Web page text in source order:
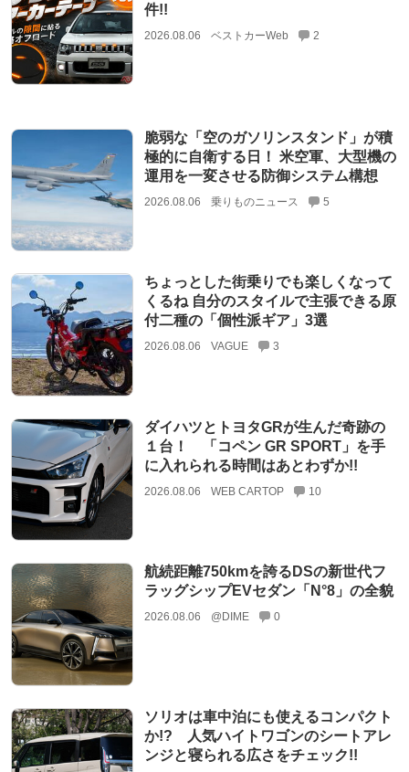
件!!
2026.08.06 ベストカーWeb 2
脆弱な「空のガソリンスタンド」が積
極的に自衛する日！ 米空軍、大型機の
運用を一変させる防御システム構想
2026.08.06 乗りものニュース 5
ちょっとした街乗りでも楽しくなって
くるね 自分のスタイルで主張できる原
付二種の「個性派ギア」3選
2026.08.06 VAGUE 3
ダイハツとトヨタGRが生んだ奇跡の
１台！ 「コペン GR SPORT」を手
に入れられる時間はあとわずか!!
2026.08.06 WEB CARTOP 10
航続距離750kmを誇るDSの新世代フ
ラッグシップEVセダン「N°8」の全貌
2026.08.06 @DIME 0
ソリオは車中泊にも使えるコンパクト
か!? 人気ハイトワゴンのシートアレ
ンジと寝られる広さをチェック!!